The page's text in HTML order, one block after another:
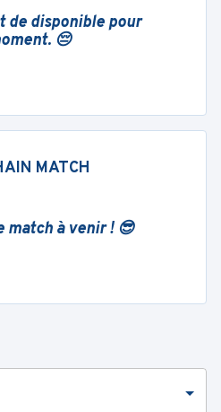
de disponible pour
😔
MATCH
match à venir ! 😎